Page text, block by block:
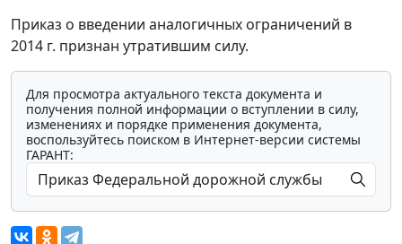
Приказ о введении аналогичных ограничений в
2014 г. признан утратившим силу.
Для просмотра актуального текста документа и
получения полной информации о вступлении в силу,
изменениях и порядке применения документа,
воспользуйтесь поиском в Интернет-версии системы
ГАРАНТ: